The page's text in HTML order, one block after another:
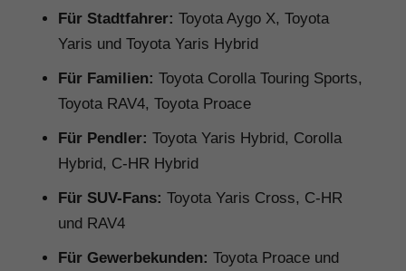
Für Stadtfahrer: Toyota Aygo X, Toyota
Yaris und Toyota Yaris Hybrid
Für Familien: Toyota Corolla Touring Sports,
Toyota RAV4, Toyota Proace
Für Pendler: Toyota Yaris Hybrid, Corolla
Hybrid, C-HR Hybrid
Für SUV-Fans: Toyota Yaris Cross, C-HR
und RAV4
Für Gewerbekunden: Toyota Proace und